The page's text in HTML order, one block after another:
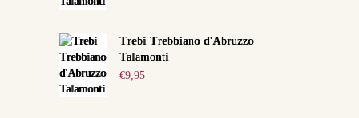
Trebi Trebbiano d'Abruzzo
Talamonti
€9,95